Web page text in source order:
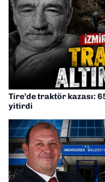
Tire’de traktör kazası:
yitirdi